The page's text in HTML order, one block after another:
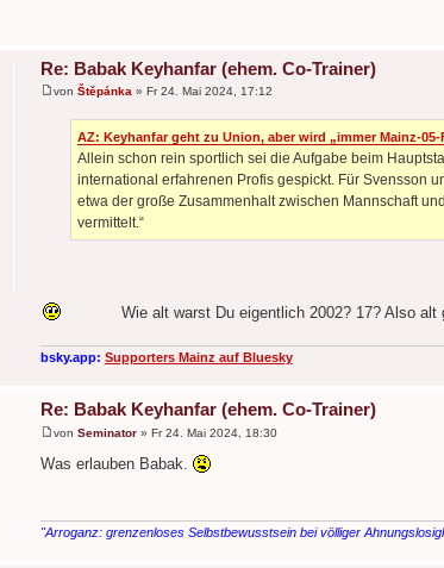
Re: Babak Keyhanfar (ehem. Co-Trainer)
von Štěpánka » Fr 24. Mai 2024, 17:12
AZ: Keyhanfar geht zu Union, aber wird „immer Mainz-05-
Allein schon rein sportlich sei die Aufgabe beim
international erfahrenen Profis gespickt. Für Svensson
etwa der große Zusammenhalt zwischen Mannschaft
vermittelt.“
Wie alt warst Du eigentlich 2002? 17? Also alt
bsky.app: Supporters Mainz auf Bluesky
Re: Babak Keyhanfar (ehem. Co-Trainer)
e
i
g
von Seminator» Fr 24. Mai 2024, 18:30
Was erlauben Babak.
"Arroganz: grenzenloses Selbstbewusstsein bei völliger